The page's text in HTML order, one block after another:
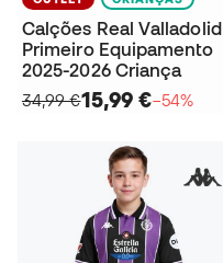
Calções Real Valladolid
Primeiro Equipamento
2025-2026 Criança
34,99 €15,99 €−54%